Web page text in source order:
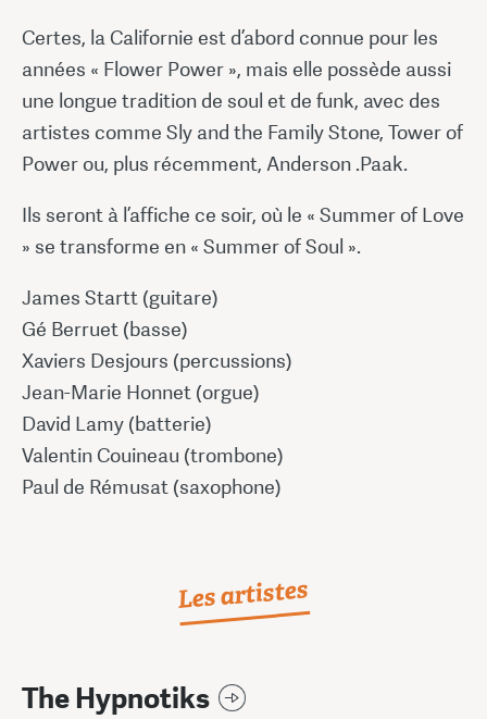
Certes, la Californie est d’abord connue pour les
années « Flower Power », mais elle possède aussi
une longue tradition de soul et de funk, avec des
artistes comme Sly and the Family Stone, Tower of
Power ou, plus récemment, Anderson .Paak.
Ils seront à l’affiche ce soir, où le « Summer of Love
» se transforme en « Summer of Soul ».
James Startt (guitare)
Gé Berruet (basse)
Xaviers Desjours (percussions)
Jean-Marie Honnet (orgue)
David Lamy (batterie)
Valentin Couineau (trombone)
Paul de Rémusat (saxophone)
Les artistes
The Hypnotiks